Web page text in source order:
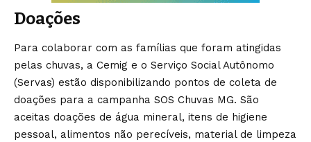
Doações
Para colaborar com as famílias que foram atingidas
pelas chuvas, a Cemig e o Serviço Social Autônomo
(Servas) estão disponibilizando pontos de coleta de
doações para a campanha SOS Chuvas MG. São
aceitas doações de água mineral, itens de higiene
pessoal, alimentos não perecíveis, material de limpeza